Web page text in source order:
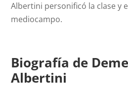
Albertini personificó la clase y
mediocampo.
Biografía de
Albertini